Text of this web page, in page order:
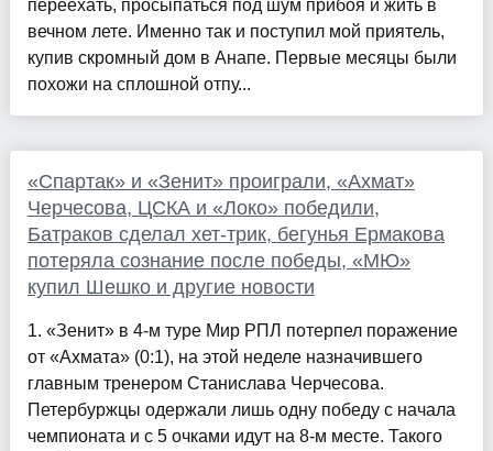
переехать, просыпаться под шум прибоя и жить в
вечном лете. Именно так и поступил мой приятель,
купив скромный дом в Анапе. Первые месяцы были
похожи на сплошной отпу...
«Спартак» и «Зенит» проиграли, «Ахмат»
Черчесова, ЦСКА и «Локо» победили,
Батраков сделал хет-трик, бегунья Ермакова
потеряла сознание после победы, «МЮ»
купил Шешко и другие новости
1. «Зенит» в 4-м туре Мир РПЛ потерпел поражение
от «Ахмата» (0:1), на этой неделе назначившего
главным тренером Станислава Черчесова.
Петербуржцы одержали лишь одну победу с начала
чемпионата и с 5 очками идут на 8-м месте. Такого